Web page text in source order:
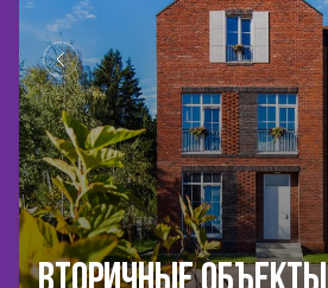
Вторичные объекты